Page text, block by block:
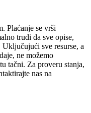
Plaćanje se vrši
trudi da sve opise,
sve resurse, a
ne možemo
tačni. Za proveru stanja,
nas na